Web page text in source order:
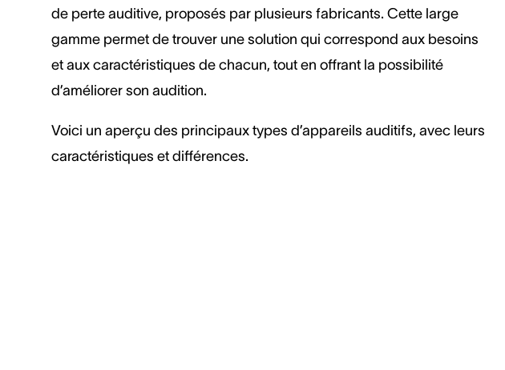
de perte auditive, proposés par plusieurs fabricants. Cette large
gamme permet de trouver une solution qui correspond aux besoins
et aux caractéristiques de chacun, tout en offrant la possibilité
d’améliorer son audition.
Voici un aperçu des principaux types d’appareils auditifs, avec leurs
caractéristiques et différences.